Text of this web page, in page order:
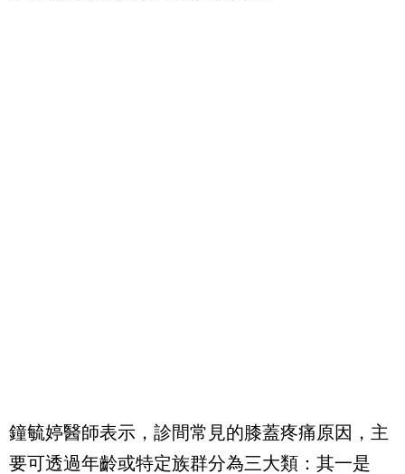
鐘毓婷醫師表示，診間常見的膝蓋疼痛原因，主
要可透過年齡或特定族群分為三大類：其一是